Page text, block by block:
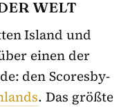
WELT
Island und
einen der
den Scoresby-
. Das größte